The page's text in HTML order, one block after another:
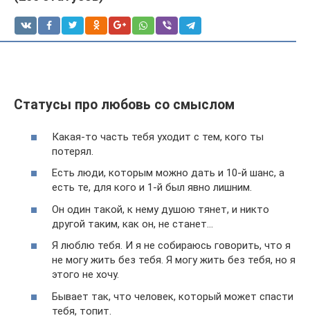
Статусы про любовь со смыслом
Какая-то часть тебя уходит с тем, кого ты
потерял.
Есть люди, которым можно дать и 10-й шанс, а
есть те, для кого и 1-й был явно лишним.
Он один такой, к нему душою тянет, и никто
другой таким, как он, не станет…
Я люблю тебя. И я не собираюсь говорить, что я
не могу жить без тебя. Я могу жить без тебя, но я
этого не хочу.
Бывает так, что человек, который может спасти
тебя, топит.